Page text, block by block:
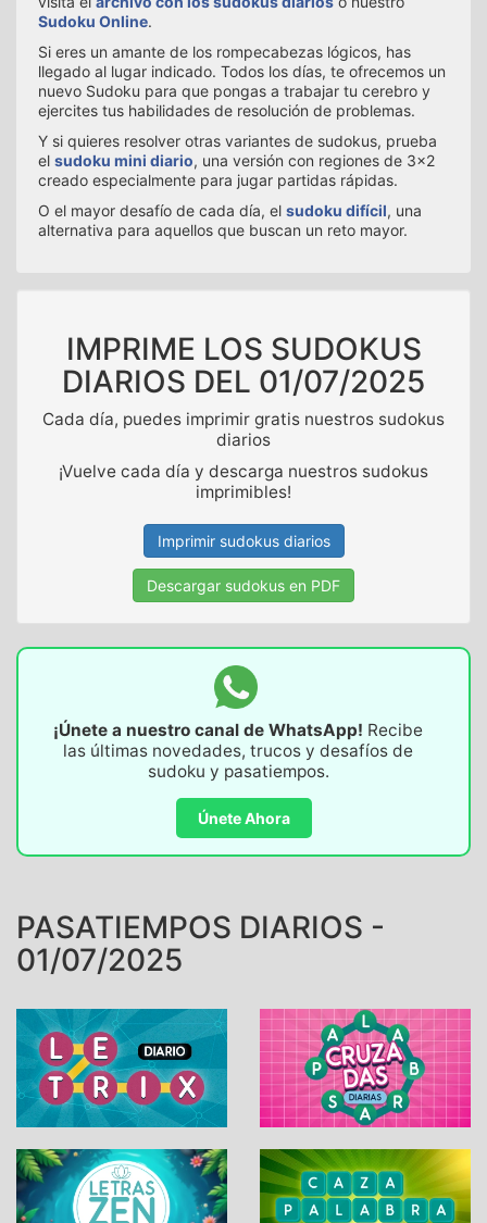
Sudoku Online.
Si eres un amante de los rompecabezas lógicos, has
llegado al lugar indicado. Todos los días, te ofrecemos un
nuevo Sudoku para que pongas a trabajar tu cerebro y
ejercites tus habilidades de resolución de problemas.
Y si quieres resolver otras variantes de sudokus, prueba
el sudoku mini diario, una versión con regiones de 3x2
creado especialmente para jugar partidas rápidas.
O el mayor desafío de cada día, el sudoku difícil, una
alternativa para aquellos que buscan un reto mayor.
IMPRIME LOS SUDOKUS
DIARIOS DEL 01/07/2025
Cada día, puedes imprimir gratis nuestros sudokus
diarios
¡Vuelve cada día y descarga nuestros sudokus
imprimibles!
Imprimir sudokus diarios
Descargar sudokus en PDF
¡Únete a nuestro canal de WhatsApp! Recibe
las últimas novedades, trucos y desafíos de
sudoku y pasatiempos.
Únete Ahora
PASATIEMPOS DIARIOS -
01/07/2025